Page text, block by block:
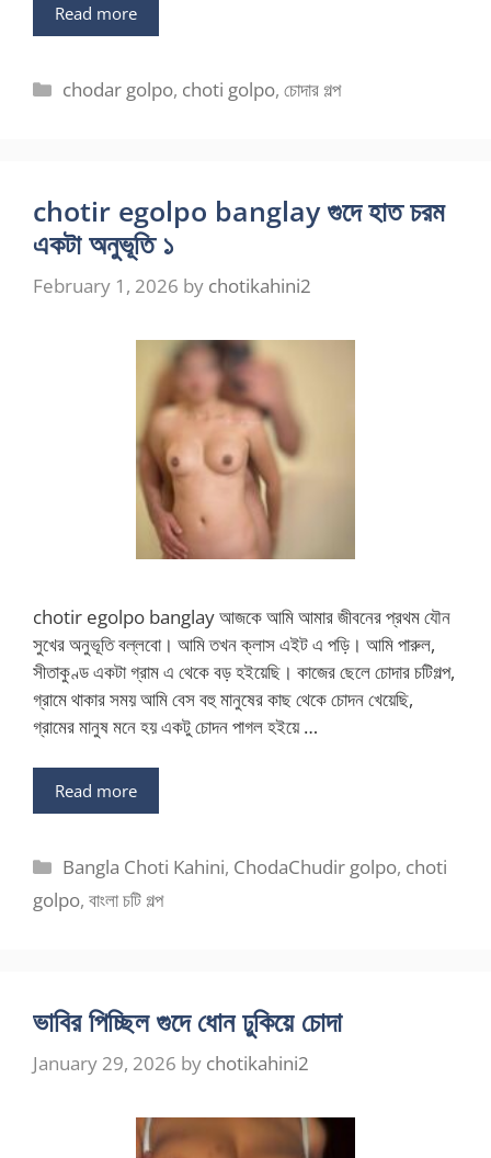
Read more
Categories
chodar golpo, choti golpo,চোদার গল্প
chotir egolpo banglay গুদে হাত চরম
একটা অনুভূতি ১
February 1, 2026 by chotikahini2
chotir egolpo banglay আজকে আমি আমার জীবনের প্রথম যৌন
সুখের অনুভূতি বল্লবো। আমি তখন ক্লাস এইট এ পড়ি। আমি পারুল,
সীতাকুণ্ড একটা গ্রাম এ থেকে বড় হইয়েছি। কাজের ছেলে চোদার চটিগল্প,
গ্রামে থাকার সময় আমি বেস বহু মানুষের কাছ থেকে চোদন খেয়েছি,
গ্রামের মানুষ মনে হয় একটু চোদন পাগল হইয়ে …
Read more
Categories
Bangla Choti Kahini, ChodaChudir golpo, choti
golpo, বাংলা চটি গল্প
ভাবির পিচ্ছিল গুদে ধোন ঢুকিয়ে চোদা
January 29, 2026 by chotikahini2